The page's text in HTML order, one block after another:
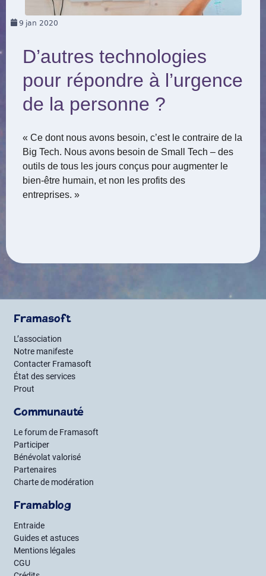
9 jan 2020
D’autres technologies
pour répondre à l’urgence
de la personne ?
« Ce dont nous avons besoin, c’est le contraire de la
Big Tech. Nous avons besoin de Small Tech – des
outils de tous les jours conçus pour augmenter le
bien-être humain, et non les profits des
entreprises. »
Framasoft
L’association
Notre manifeste
Contacter Framasoft
État des services
Prout
Communauté
Le forum de Framasoft
Participer
Bénévolat valorisé
Partenaires
Charte de modération
Framablog
Entraide
Guides et astuces
Mentions légales
CGU